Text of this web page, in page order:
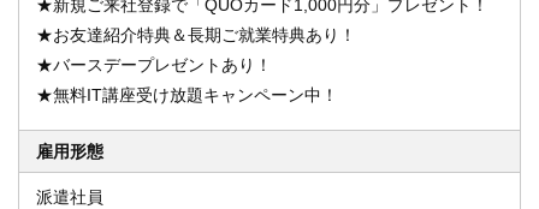
★新規ご来社登録で「QUOカード1,000円分」プレゼント！
★お友達紹介特典＆長期ご就業特典あり！
★バースデープレゼントあり！
★無料IT講座受け放題キャンペーン中！
雇用形態
派遣社員